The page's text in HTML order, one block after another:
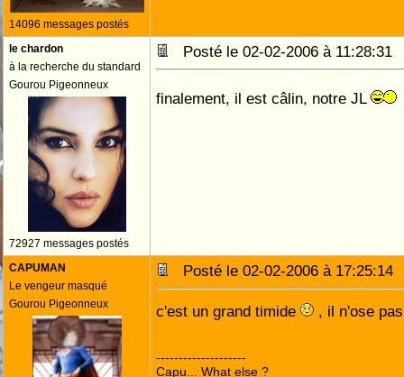
14096 messages postés
le chardon
à la recherche du standard
Gourou Pigeonneux
72927 messages postés
Posté le 02-02-2006 à
finalement, il est câlin, notre JL
CAPUMAN
Le vengeur masqué
Gourou Pigeonneux
Posté le 02-02-2006 à
c'est un grand timide , il n'ose
--------------------
Capu... What else ?